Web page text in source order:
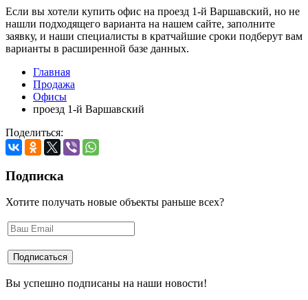
Если вы хотели купить офис на проезд 1-й Варшавский, но не
нашли подходящего варианта на нашем сайте, заполните
заявку, и наши специалисты в кратчайшие сроки подберут вам
варианты в расширенной базе данных.
Главная
Продажа
Офисы
проезд 1-й Варшавский
Поделиться:
Подписка
Хотите получать новые объекты раньше всех?
Вы успешно подписаны на наши новости!